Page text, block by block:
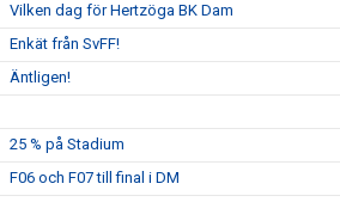
Vilken dag för Hertzöga BK Dam
Enkät från SvFF!
Äntligen!
25 % på Stadium
F06 och F07 till final i DM